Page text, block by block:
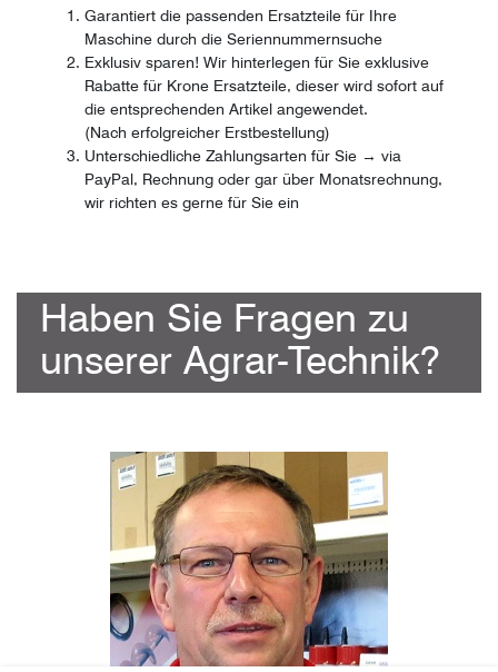
Garantiert die passenden Ersatzteile für Ihre
Maschine durch die Seriennummernsuche
Exklusiv sparen! Wir hinterlegen für Sie exklusive
Rabatte für Krone Ersatzteile, dieser wird sofort auf
die entsprechenden Artikel angewendet.
(Nach erfolgreicher Erstbestellung)
Unterschiedliche Zahlungsarten für Sie → via
PayPal, Rechnung oder gar über Monatsrechnung,
wir richten es gerne für Sie ein
Haben Sie Fragen zu
unserer Agrar-Technik?